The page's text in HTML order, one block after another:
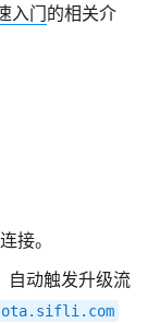
入门的相关介
接。
自动触发升级流
ota.sifli.com